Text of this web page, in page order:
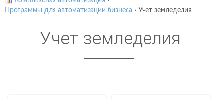
Программы для автоматизации бизнеса › Учет земледелия
Учет земледелия